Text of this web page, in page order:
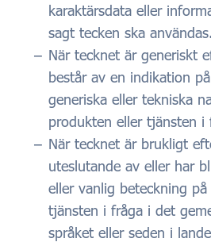
karaktärsdata eller
sagt tecken ska användas.
När tecknet är generiskt
består av en indikation
generiska eller tekniska
produkten eller tjänsten i
När tecknet är brukligt
uteslutande av eller har
eller vanlig beteckning
tjänsten i fråga i det
språket eller seden i